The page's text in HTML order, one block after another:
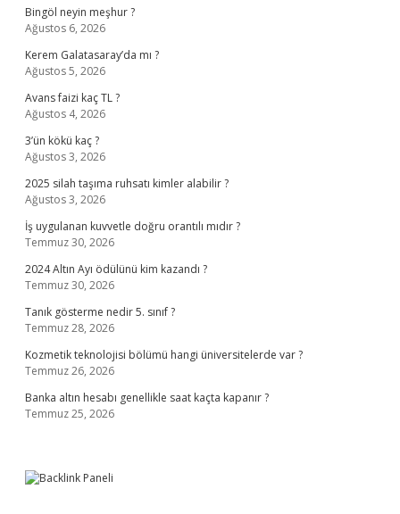
Bingöl neyin meşhur ?
Ağustos 6, 2026
Kerem Galatasaray’da mı ?
Ağustos 5, 2026
Avans faizi kaç TL ?
Ağustos 4, 2026
3’ün kökü kaç ?
Ağustos 3, 2026
2025 silah taşıma ruhsatı kimler alabilir ?
Ağustos 3, 2026
İş uygulanan kuvvetle doğru orantılı mıdır ?
Temmuz 30, 2026
2024 Altın Ayı ödülünü kim kazandı ?
Temmuz 30, 2026
Tanık gösterme nedir 5. sınıf ?
Temmuz 28, 2026
Kozmetik teknolojisi bölümü hangi üniversitelerde var ?
Temmuz 26, 2026
Banka altın hesabı genellikle saat kaçta kapanır ?
Temmuz 25, 2026